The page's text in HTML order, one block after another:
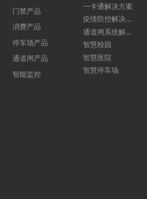
门禁产品
消费产品
停车场产品
通道闸产品
智能监控
一卡通解决方案
疫情防控解决方案
通道闸系统解决方案
智慧校园
智慧医院
智慧停车场